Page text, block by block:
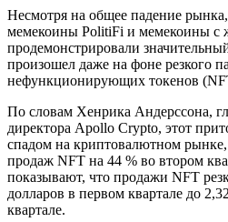
Несмотря на общее падение
мемекоины PolitiFi и мемекоины с
продемонстрировали
произошел даже на фоне резкого
нефункционирующих токенов
По словам Хенрика Андерссона,
директора Apollo Crypto, этот
спадом на криптовалютном
продаж NFT на 44 % во втором
показывают, что продажи NFT
долларов в первом квартале до
квартале.